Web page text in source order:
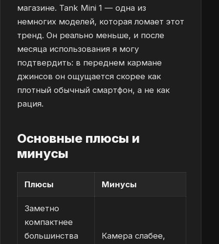
магазине. Tank Mini 1 — одна из
немногих моделей, которая ломает этот
тренд. Он реально меньше, и после
месяца использования я могу
подтвердить: в переднем кармане
джинсов он ощущается скорее как
плотный обычный смартфон, а не как
рация.
Основные плюсы и
минусы
Плюсы Минусы
Заметно
компактнее
большинства
Камера слабее,